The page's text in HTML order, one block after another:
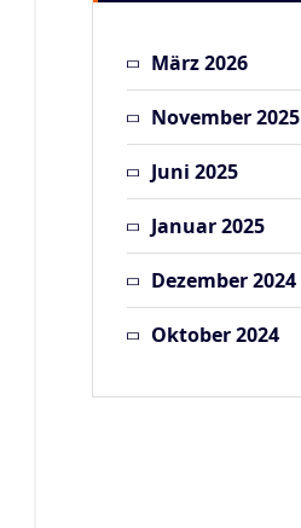
März 2026
November 2025
Juni 2025
Januar 2025
Dezember 2024
Oktober 2024